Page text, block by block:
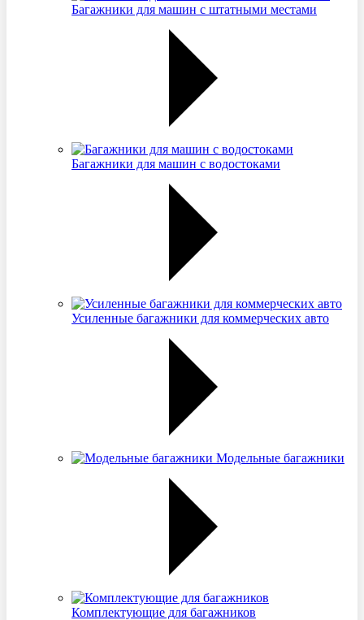
Багажники для машин с штатными местами
Багажники для машин с водостоками
Усиленные багажники для коммерческих авто
Модельные багажники
Комплектующие для багажников